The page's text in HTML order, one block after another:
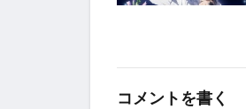
コメントを書く